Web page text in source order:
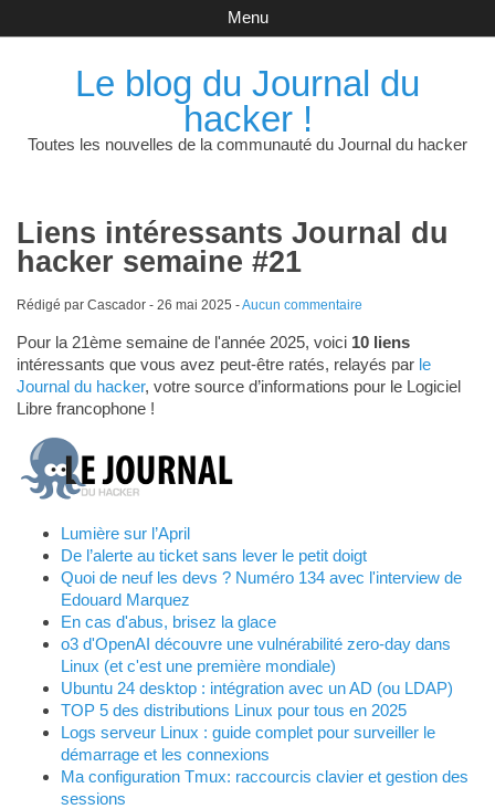
Le blog du Journal du
hacker !
Toutes les nouvelles de la communauté du Journal du hacker
Menu
Liens intéressants Journal du
hacker semaine #21
Rédigé par Cascador - 26 mai 2025 -Aucun commentaire
Pour la 21ème semaine de l'année 2025, voici 10 liens
intéressants que vous avez peut-être ratés, relayés par le
Journal du hacker, votre source d’informations pour le Logiciel
Libre francophone !
Lumière sur l’April
De l’alerte au ticket sans lever le petit doigt
Quoi de neuf les devs ? Numéro 134 avec l'interview de
Edouard Marquez
En cas d'abus, brisez la glace
o3 d'OpenAI découvre une vulnérabilité zero-day dans
Linux (et c'est une première mondiale)
Ubuntu 24 desktop : intégration avec un AD (ou LDAP)
TOP 5 des distributions Linux pour tous en 2025
Logs serveur Linux : guide complet pour surveiller le
démarrage et les connexions
Ma configuration Tmux: raccourcis clavier et gestion des
sessions